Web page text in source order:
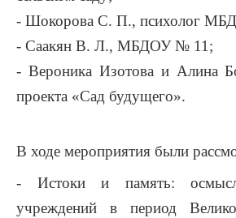
- Шокорова С. П., психолог
- Саакян В. Л., МБДОУ № 11;
- Вероника Изотова и Алина
проекта «Сад будущего».
В ходе мероприятия были
- Истоки и память:
учреждений в период